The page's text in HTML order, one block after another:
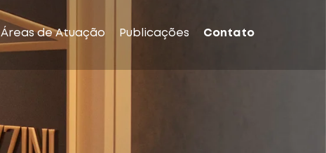
Áreas de Atuação Publicações Contato